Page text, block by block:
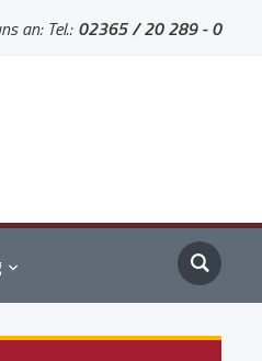
an: Tel.: 02365 / 20 289 - 0